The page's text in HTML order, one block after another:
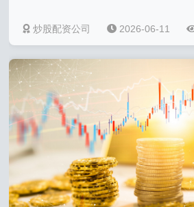
炒股配资公司 2026-06-11